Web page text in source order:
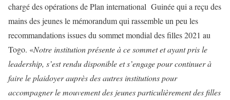
chargé des opérations de Plan international Guinée qui a reçu des
mains des jeunes le mémorandum qui rassemble un peu les
recommandations issues du sommet mondial des filles 2021 au
Togo. «Notre institution présente à ce sommet et ayant pris le
leadership, s’est rendu disponible et s’engage pour continuer à
faire le plaidoyer auprès des autres institutions pour
accompagner le mouvement des jeunes particulièrement des filles